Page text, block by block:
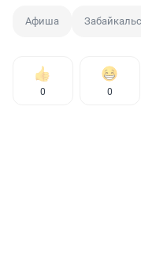
Афиша
0 0